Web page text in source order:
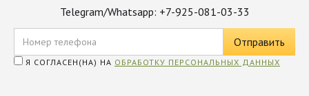
Telegram/Whatsapp: +7-925-081-03-33
Я СОГЛАСЕН(НА) НА ОБРАБОТКУ ПЕРСОНАЛЬНЫХ ДАННЫХ